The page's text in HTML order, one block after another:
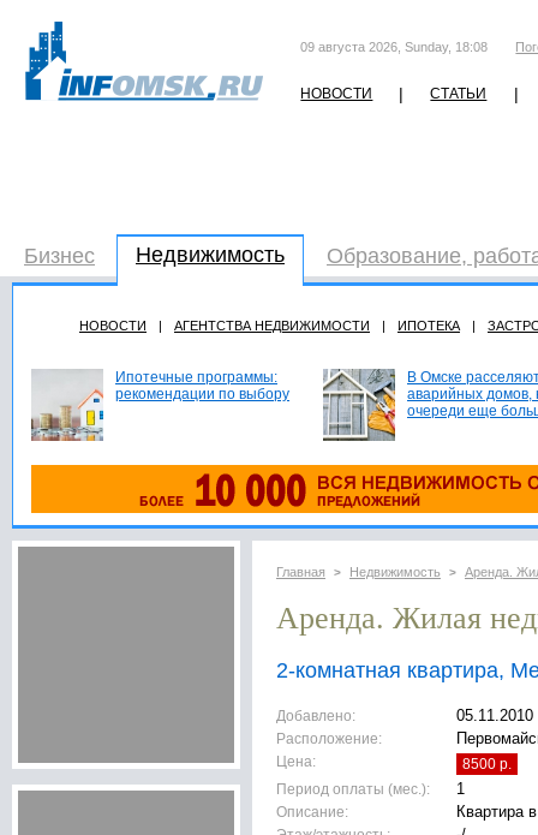
09 августа 2026, Sunday, 18:08
НОВОСТИ | СТАТЬИ |
Бизнес Недвижимость Образование,
НОВОСТИ | АГЕНТСТВА НЕДВИЖИМОСТИ | ИПОТЕКА |
Ипотечные программы:
рекомендации по выбору
В Омске
аварийных домов,
очереди еще
Главная > Недвижимость > Аренда.
Аренда. Жилая
2-комнатная квартира,
Добавлено:
05.11.2010
Расположение:
Цена:
8500 р.
Период оплаты (мес.):
1
Описание:
Квартира